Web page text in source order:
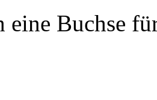
eine Buchse